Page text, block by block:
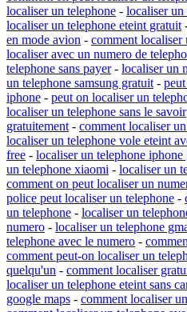
localiser un telephone - localiser un
localiser un telephone eteint gratuit
en mode avion - comment localiser
localiser avec un numero de
telephone sans payer- localiser un
un telephone samsung gratuit -
iphone - peut on localiser un
localiser un telephone sans le savoir
gratuitement - comment localiser
localiser un telephone vole eteint
free - localiser un telephone iphone
un telephone xiaomi - localiser un
comment on peut localiser un
police peut localiser un telephone -
un telephone - localiser un
numero - localiser un telephone
telephone avec le numero -
comment peut-on localiser un
quelqu'un - comment localiser
localiser un telephone eteint sans
google maps - comment localiser